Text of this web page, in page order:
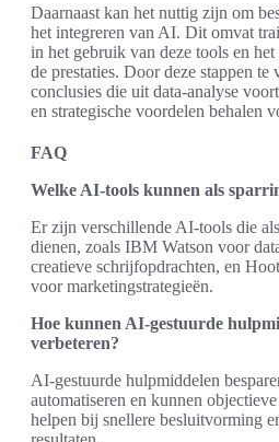
Daarnaast kan het nuttig zijn om
het integreren van AI. Dit omvat
in het gebruik van deze tools en
de prestaties. Door deze stappen te
conclusies die uit data-analyse
en strategische voordelen behalen
FAQ
Welke AI-tools kunnen als
Er zijn verschillende AI-tools die
dienen, zoals IBM Watson voor
creatieve schrijfopdrachten, en
voor marketingstrategieën.
Hoe kunnen AI-gestuurde
verbeteren?
AI-gestuurde hulpmiddelen
automatiseren en kunnen
helpen bij snellere besluitvorming